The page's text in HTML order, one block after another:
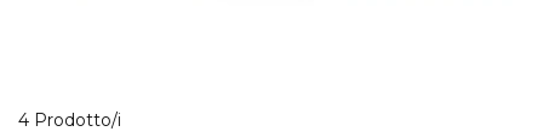
4 Prodotto/i